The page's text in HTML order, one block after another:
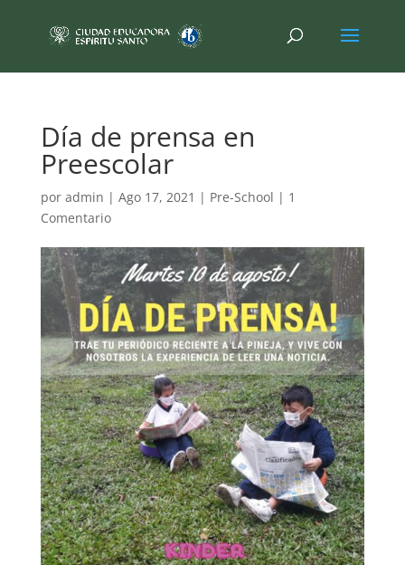
Día de prensa en
Preescolar
por admin | Ago 17, 2021 | Pre-School | 1
Comentario